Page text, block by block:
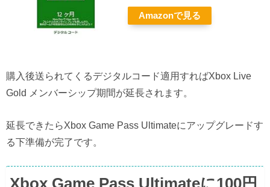
Amazon
購入後送られてくるデジタルコード適用すればXbox Live
Gold メンバーシップ期間が延長されます。
延長できたらXbox Game Pass Ultimateにアップグレードす
る下準備が完了です。
Xbox Game Pass Ultimateに100円